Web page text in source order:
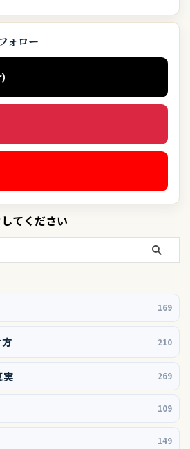
ォロー
てください
169
210
実 269
109
149